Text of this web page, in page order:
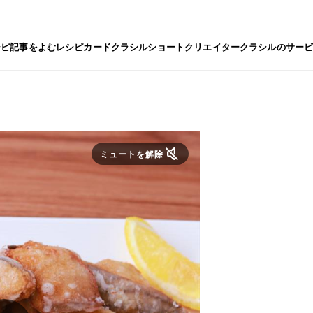
記事をよむレシピカードクラシルショートクリエイタークラシルのサー
ミュートを解除